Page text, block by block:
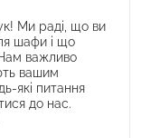
Ми раді, що ви
шафи і що
важливо
вашим
які питання
до нас.